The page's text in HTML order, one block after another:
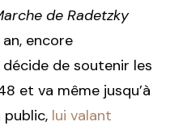
de Radetzky
encore
décide de soutenir les
et va même jusqu’à
public, lui valant